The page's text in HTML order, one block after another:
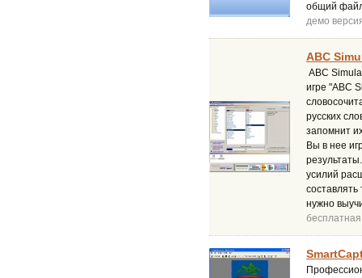
общий
демо
ABC
ABC
игре "ABC
русских
запомнит
Вы в нее
усилий
нужно
бесплатная